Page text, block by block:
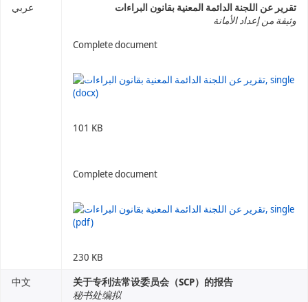
عربي
تقرير عن اللجنة الدائمة المعنية بقانون البراءات
وثيقة من إعداد الأمانة
Complete document
101 KB
Complete document
230 KB
中文
关于专利法常设委员会（SCP）的报告
秘书处编拟